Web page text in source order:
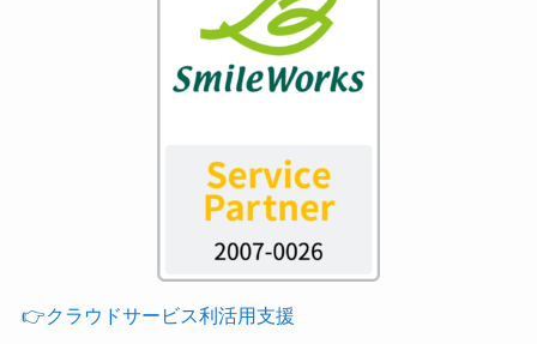
👉クラウドサービス利活用支援